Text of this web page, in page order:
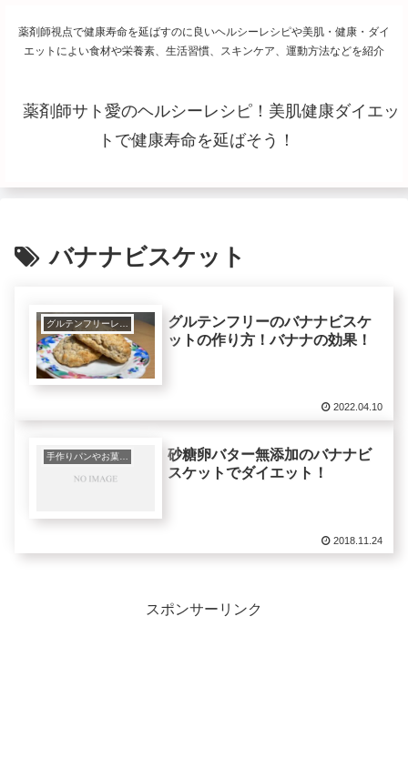
薬剤師視点で健康寿命を延ばすのに良いヘルシーレシピや美肌・健康・ダイ
エットによい食材や栄養素、生活習慣、スキンケア、運動方法などを紹介
薬剤師サト愛のヘルシーレシピ！美肌健康ダイエッ
トで健康寿命を延ばそう！
バナナビスケット
グルテンフリーのバナナビスケ
ットの作り方！バナナの効果！
2022.04.10
砂糖卵バター無添加のバナナビ
スケットでダイエット！
2018.11.24
スポンサーリンク